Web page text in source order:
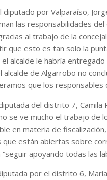
diputado por Valparaíso,
las responsabilidades
al trabajo de la
que esto es tan solo la
alcalde le habría
alcalde de Algarrobo no
que los responsables
del distrito 7,
se ve mucho el trabajo de
en materia de
están abiertas sobre
apoyando todas las
por el distrito 6,